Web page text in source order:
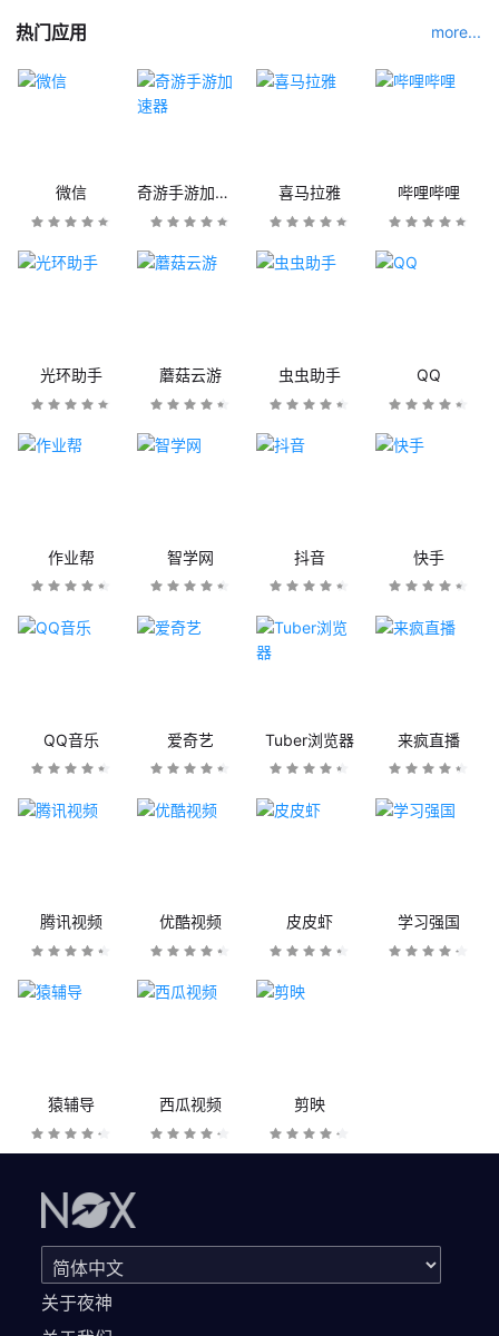
热门应用 more...
微信 奇游手游加速器 喜马拉雅 哔哩哔哩
光环助手 蘑菇云游 虫虫助手 QQ
作业帮 智学网 抖音 快手
QQ音乐 爱奇艺 Tuber浏览器 来疯直播
腾讯视频 优酷视频 皮皮虾 学习强国
猿辅导 西瓜视频 剪映
关于夜神